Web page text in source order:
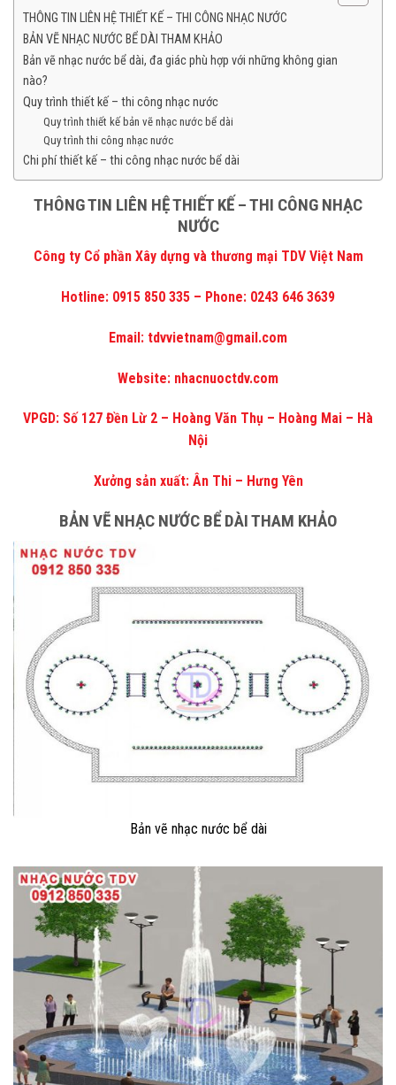
THÔNG TIN LIÊN HỆ THIẾT KẾ – THI CÔNG NHẠC NƯỚC
BẢN VẼ NHẠC NƯỚC BỂ DÀI THAM KHẢO
Bản vẽ nhạc nước bể dài, đa giác phù hợp với những không gian
nào?
Quy trình thiết kế – thi công nhạc nước
Quy trình thiết kế bản vẽ nhạc nước bể dài
Quy trình thi công nhạc nước
Chi phí thiết kế – thi công nhạc nước bể dài
THÔNG TIN LIÊN HỆ THIẾT KẾ – THI CÔNG NHẠC
NƯỚC
Công ty Cổ phần Xây dựng và thương mại TDV Việt Nam
Hotline: 0915 850 335 – Phone: 0243 646 3639
Email: tdvvietnam@gmail.com
Website: nhacnuoctdv.com
VPGD: Số 127 Đền Lừ 2 – Hoàng Văn Thụ – Hoàng Mai – Hà
Nội
Xưởng sản xuất: Ân Thi – Hưng Yên
BẢN VẼ NHẠC NƯỚC BỂ DÀI THAM KHẢO
Bản vẽ nhạc nước bể dài